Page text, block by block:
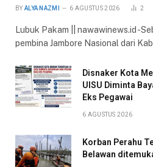
BY ALYA NAZMI 6 AGUSTUS 2026 2
Lubuk Pakam || nawawinews.id -
pembina Jambore Nasional dari
Disnaker Kota
UISU Diminta
Eks Pegawai
6 AGUSTUS 2026
Korban Perahu
Belawan